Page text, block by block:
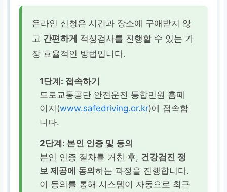
온라인 신청은 시간과 장소에 구애받지 않
고 간편하게 적성검사를 진행할 수 있는 가
장 효율적인 방법입니다.
1단계: 접속하기
도로교통공단 안전운전 통합민원 홈페
이지(www.safedriving.or.kr)에 접속합
니다.
2단계: 본인 인증 및 동의
본인 인증 절차를 거친 후, 건강검진 정
보 제공에 동의하는 과정을 진행합니다.
이 동의를 통해 시스템이 자동으로 최근